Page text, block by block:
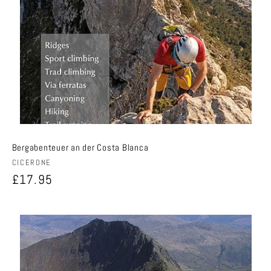
Bergabenteuer an der Costa Blanca
Anbieter:
CICERONE
Normaler
£17.95